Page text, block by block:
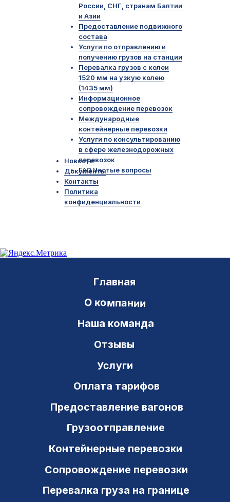
Новости
Документы
Контакты
Политика
конфиденциальности
России, СНГ, странам Балтии
и Азии
Предоставление подвижного
состава
Услуги по отправлению и
получению грузов на станции
Перевалка грузов с колеи
1520 мм на узкую колею
(1435 мм)
Информационное
сопровождение перевозок
Международные
контейнерные перевозки
Услуги по консультированию
в сфере железнодорожных
перевозок
FAQ Частые вопросы
443082, РФ, г. Самара
8 800 700 97 63
Транзит Сервис
Сопровождение перевозки
Контейнерные перевозки
Модели вагонов
Телеграммы
Новости
Операции с вагонами
Вопросы и ответы
Грузоотправление
Предоставление вагонов
Оплата тарифов
Услуги
Отзывы
Наша команда
О компании
Главная